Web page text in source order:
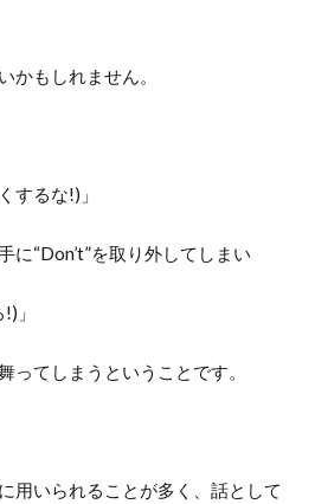
かもしれません。
するな!)」
に“Don’t”を取り外してしまい
」
ってしまうということです。
用いられることが多く、話として